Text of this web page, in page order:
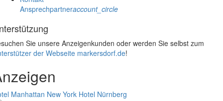
Ansprechpartneraccount_circle
Sie unsere Anzeigenkunden oder werden Sie selbst zum
der Webseite markersdorf.de!
Manhattan New York Hotel Nürnberg